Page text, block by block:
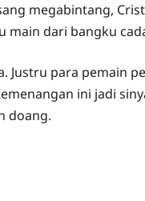
megabintang,
main dari bangku
Justru para pemain
ini jadi
doang.